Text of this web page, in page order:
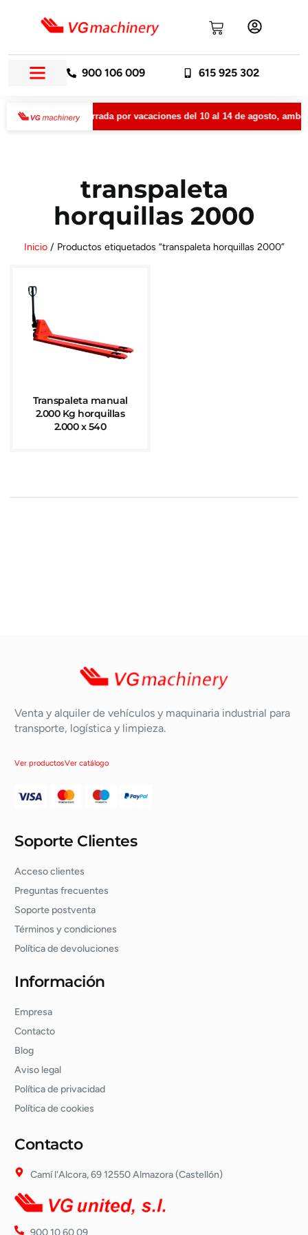
900 106 009 615 925 302
permanecerá cerrada por vacaciones del 10 al 14 de agosto,
transpaleta
horquillas 2000
Inicio/ Productos etiquetados “transpaleta horquillas 2000”
Transpaleta manual
2.000 Kg horquillas
2.000 x 540
Venta y alquiler de vehículos y maquinaria industrial para
transporte, logística y limpieza.
Ver productosVer catálogo
Soporte Clientes
Acceso clientes
Preguntas frecuentes
Soporte postventa
Términos y condiciones
Política de devoluciones
Información
Empresa
Contacto
Blog
Aviso legal
Política de privacidad
Política de cookies
Contacto
Camí l'Alcora, 69 12550 Almazora (Castellón)
900 10 60 09